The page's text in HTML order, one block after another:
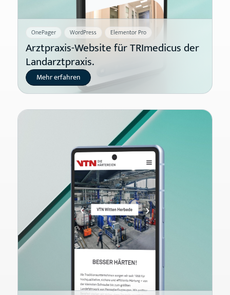
OnePager WordPress Elementor Pro
Arztpraxis-Website für TRImedicus der
Landarztpraxis.
Mehr erfahren